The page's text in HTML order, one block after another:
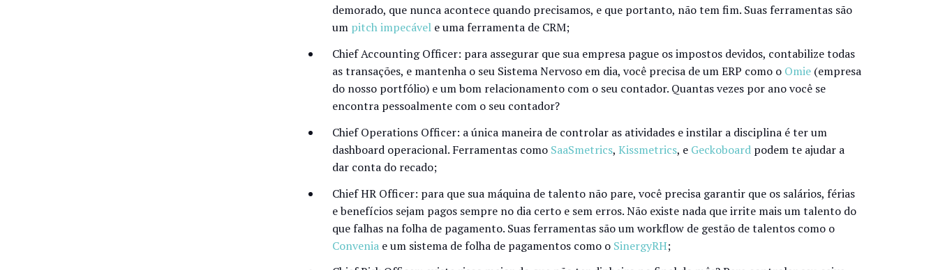
demorado, que nunca acontece quando precisamos, e que portanto, não tem fim. Suas ferramentas são
um pitch impecávele uma ferramenta de CRM;
Chief Accounting Officer: para assegurar que sua empresa pague os impostos devidos, contabilize todas
as transações, e mantenha o seu Sistema Nervoso em dia, você precisa de um ERP como o Omie(empresa
do nosso portfólio) e um bom relacionamento com o seu contador. Quantas vezes por ano você se
encontra pessoalmente com o seu contador?
Chief Operations Officer: a única maneira de controlar as atividades e instilar a disciplina é ter um
dashboard operacional. Ferramentas como SaaSmetrics, Kissmetrics, e Geckoboardpodem te ajudar a
dar conta do recado;
Chief HR Officer: para que sua máquina de talento não pare, você precisa garantir que os salários, férias
e benefícios sejam pagos sempre no dia certo e sem erros. Não existe nada que irrite mais um talento do
que falhas na folha de pagamento. Suas ferramentas são um workflow de gestão de talentos como o
Conveniae um sistema de folha de pagamentos como o SinergyRH;